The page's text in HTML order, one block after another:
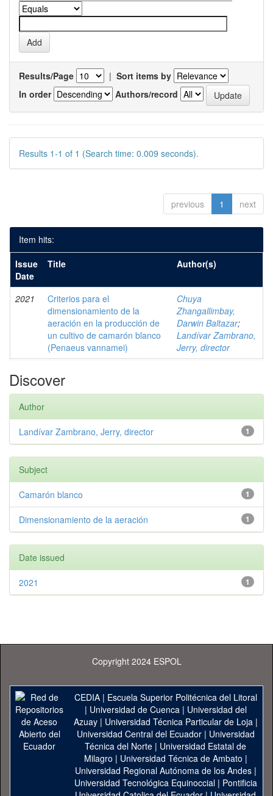
Results/Page | Sort items by
In order
Authors/record
Results 1-1 of 1 (Search time: 0.009 seconds).
previous 1 next
Item hits:
Issue
Date
Title Author(s)
2021
Criterios para el
dimensionamiento de la
aeración en la producción de
un cultivo de camarón blanco
(Penaeus vannamei)
Chuya
Zhangallimbay,
Darwin Baltazar;
Landívar Zambrano,
Jerry, director
Discover
Author
1
Landívar Zambrano, Jerry, director
Subject
1
Camarón blanco
1
Dimensionamiento de la aeración
Date issued
1
2021
Copyright 2024 ESPOL
CEDIA| Escuela Superior Politécnica del Litoral
| Universidad de Cuenca| Universidad del
Azuay| Universidad Técnica Particular de Loja|
Universidad Central del Ecuador| Universidad
Técnica del Norte | Universidad Estatal de
Milagro | Universidad Técnica de Ambato |
Universidad Regional Autónoma de los Andes|
Universidad Tecnológica Equinoccial| Pontificia